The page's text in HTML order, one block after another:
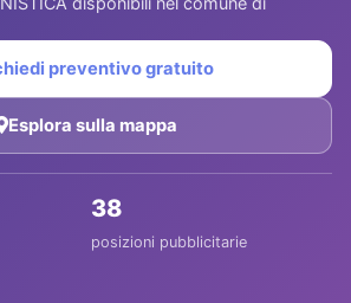
preventivo gratuito
Esplora sulla mappa
38
posizioni pubblicitarie